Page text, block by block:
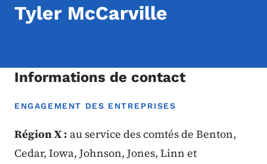
Tyler McCarville
Informations de contact
ENGAGEMENT DES ENTREPRISES
Région X : au service des comtés de Benton,
Cedar, Iowa, Johnson, Jones, Linn et